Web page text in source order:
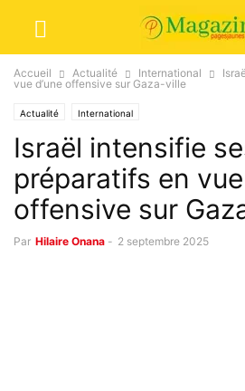
Accueil Actualité International
vue d’une offensive sur Gaza-ville
Actualité International
Israël intensifie
préparatifs en vue
offensive sur
Par Hilaire Onana - 2 septembre 2025